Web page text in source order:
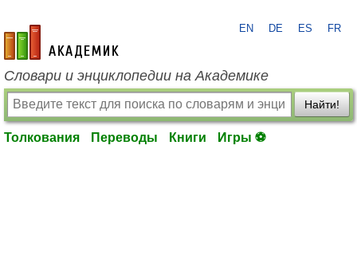
academic.ru
EN DE ES FR
Словари и энциклопедии на Академике
Найти!
Толкования Переводы Книги Игры ⚽